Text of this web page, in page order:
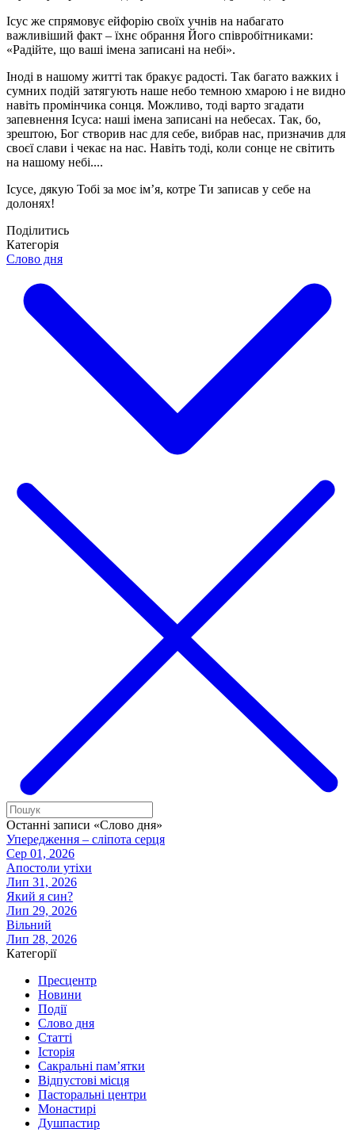
Ісус же спрямовує ейфорію своїх учнів на набагато
важливіший факт – їхнє обрання Його співробітниками:
«Радійте, що ваші імена записані на небі».
Іноді в нашому житті так бракує радості. Так багато важких і
сумних подій затягують наше небо темною хмарою і не видно
навіть промінчика сонця. Можливо, тоді варто згадати
запевнення Ісуса: наші імена записані на небесах. Так, бо,
зрештою, Бог створив нас для себе, вибрав нас, призначив для
своєї слави і чекає на нас. Навіть тоді, коли сонце не світить
на нашому небі....
Ісусе, дякую Тобі за моє імʼя, котре Ти записав у себе на
долонях!
Поділитись
Категорія
Слово дня
Останні записи «Слово дня»
Упередження – сліпота серця
Сер 01, 2026
Апостоли утіхи
Лип 31, 2026
Який я син?
Лип 29, 2026
Вільний
Лип 28, 2026
Категорії
Пресцентр
Новини
Події
Слово дня
Статті
Історія
Сакральні пам’ятки
Відпустові місця
Пасторальні центри
Монастирі
Душпастир